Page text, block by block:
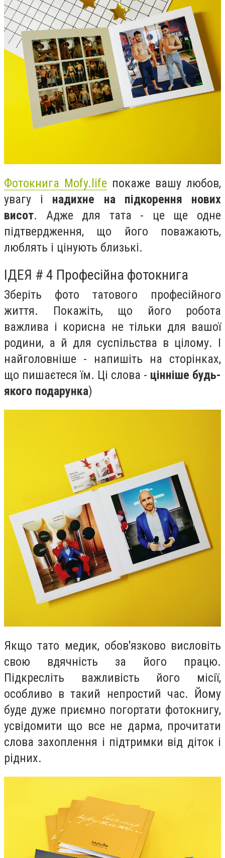
Фотокнига Mofy.life покаже вашу любов,
увагу і надихне на підкорення нових
висот. Адже для тата - це ще одне
підтвердження, що його поважають,
люблять і цінують близькі.
ІДЕЯ # 4 Професійна фотокнига
Зберіть фото татового професійного
життя. Покажіть, що його робота
важлива і корисна не тільки для вашої
родини, а й для суспільства в цілому. І
найголовніше - напишіть на сторінках,
що пишаєтеся їм. Ці слова - цінніше будь-
якого подарунка)
Якщо тато медик, обов'язково висловіть
свою вдячність за його працю.
Підкресліть важливість його місії,
особливо в такий непростий час. Йому
буде дуже приємно погортати фотокнигу,
усвідомити що все не дарма, прочитати
слова захоплення і підтримки від діток і
рідних.